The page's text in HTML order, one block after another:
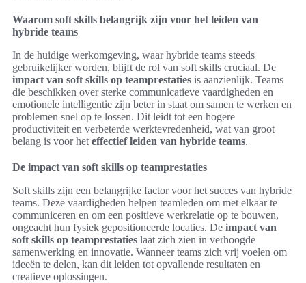
Waarom soft skills belangrijk zijn voor het leiden van
hybride teams
In de huidige werkomgeving, waar hybride teams steeds
gebruikelijker worden, blijft de rol van soft skills cruciaal. De
impact van soft skills op teamprestaties is aanzienlijk. Teams
die beschikken over sterke communicatieve vaardigheden en
emotionele intelligentie zijn beter in staat om samen te werken en
problemen snel op te lossen. Dit leidt tot een hogere
productiviteit en verbeterde werktevredenheid, wat van groot
belang is voor het effectief leiden van hybride teams.
De impact van soft skills op teamprestaties
Soft skills zijn een belangrijke factor voor het succes van hybride
teams. Deze vaardigheden helpen teamleden om met elkaar te
communiceren en om een positieve werkrelatie op te bouwen,
ongeacht hun fysiek gepositioneerde locaties. De impact van
soft skills op teamprestaties laat zich zien in verhoogde
samenwerking en innovatie. Wanneer teams zich vrij voelen om
ideeën te delen, kan dit leiden tot opvallende resultaten en
creatieve oplossingen.